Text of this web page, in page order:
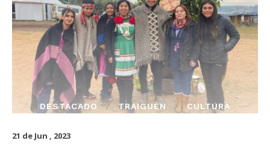
DESTACADO TRAIGUÉN CULTURA
21 de Jun , 2023